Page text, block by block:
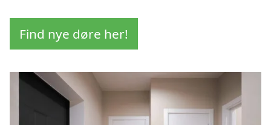
Find nye døre her!